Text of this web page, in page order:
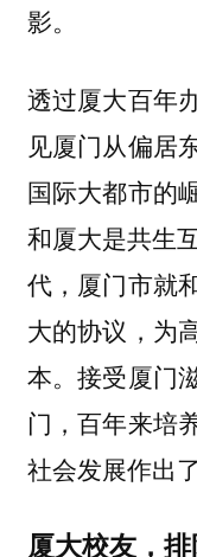
影。
透过厦大百年
见厦门从偏居
国际大都市的
和厦大是共生
代，厦门市就
大的协议，为
本。接受厦门
门，百年来培
社会发展作出
厦大校友，